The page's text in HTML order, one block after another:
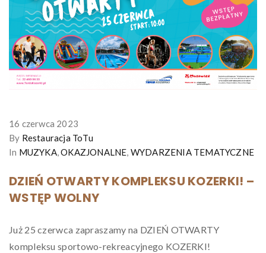
16 czerwca 2023
By Restauracja ToTu
In MUZYKA,OKAZJONALNE, WYDARZENIA TEMATYCZNE
DZIEŃ OTWARTY KOMPLEKSU KOZERKI! –
WSTĘP WOLNY
Już 25 czerwca zapraszamy na DZIEŃ OTWARTY
kompleksu sportowo-rekreacyjnego KOZERKI!